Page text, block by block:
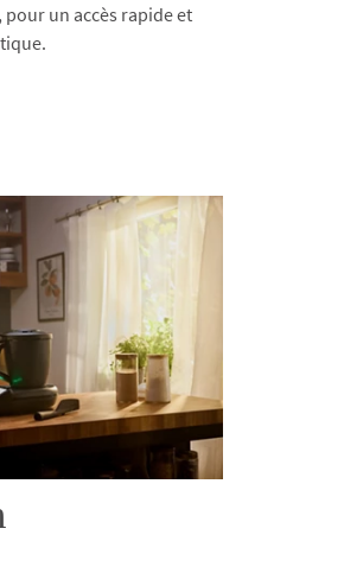
un accès rapide et